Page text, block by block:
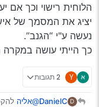
הלוחית רישוי וכך
יציג את המסמך של
נעשה ע"י “הגנב”.
כך הייתי עושה במקרה
Y 2 תגובות
D
DanielC@אליה